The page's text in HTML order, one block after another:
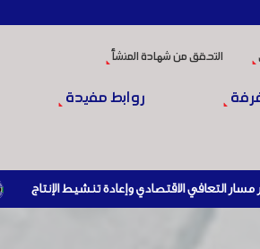
التحقق من شهادة المنشأ
روابط مفيدة